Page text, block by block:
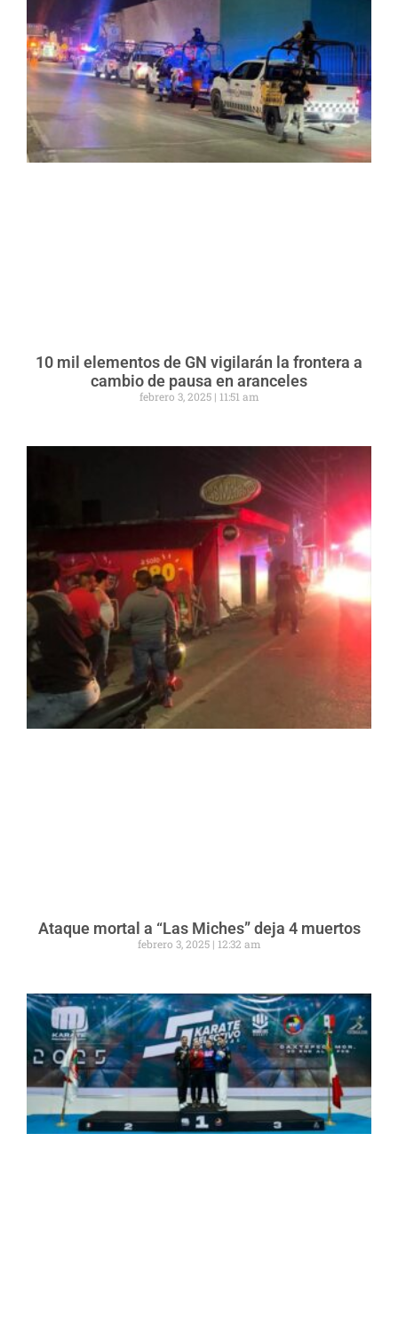
10 mil elementos de GN vigilarán la frontera a
cambio de pausa en aranceles
febrero 3, 2025 11:51 am
Ataque mortal a “Las Miches” deja 4 muertos
febrero 3, 2025 12:32 am